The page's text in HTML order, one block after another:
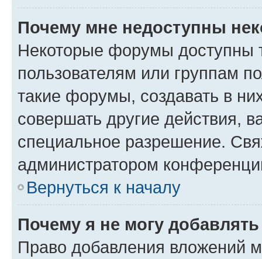
Почему мне недоступны
Некоторые форумы доступны
пользователям или группам
такие форумы, создавать в
совершать другие действия,
специальное разрешение.
администратором
Вернуться к началу
Почему я не могу
Право добавления вложений